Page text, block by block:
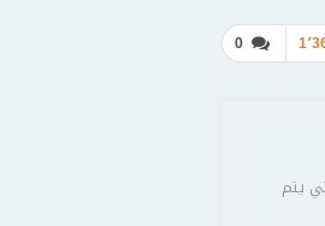
0
يتم